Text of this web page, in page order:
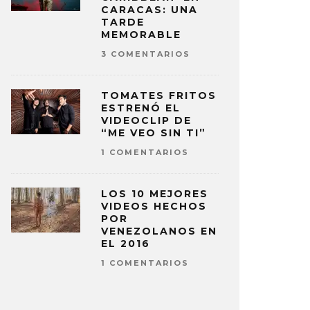
CARACAS: UNA
TARDE
MEMORABLE
3 COMENTARIOS
TOMATES FRITOS
ESTRENÓ EL
VIDEOCLIP DE
“ME VEO SIN TI”
1 COMENTARIOS
LOS 10 MEJORES
VIDEOS HECHOS
POR
VENEZOLANOS EN
EL 2016
1 COMENTARIOS